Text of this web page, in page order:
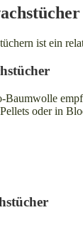
ist ein
oder in